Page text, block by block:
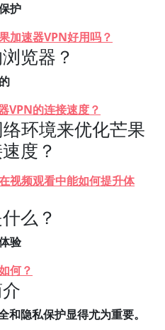
护
加速器VPN好用吗？
览器？
VPN的连接速度？
环境来优化芒果
度？
视频观看中能如何提升体
么？
验
何？
隐私保护显得尤为重要。